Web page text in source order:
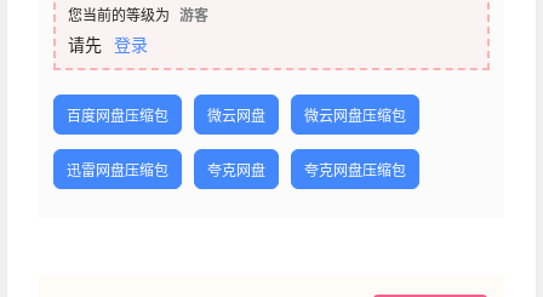
您当前的等级为 游客
请先 登录
百度网盘压缩包 微云网盘 微云网盘压缩包
迅雷网盘压缩包 夸克网盘 夸克网盘压缩包